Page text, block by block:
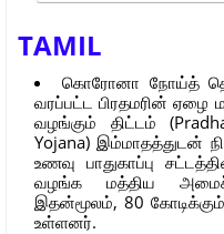
TAMIL
கொரோனா நோய்த்
வரப்பட்ட பிரதமரின்
வழங்கும் திட்டம்
Yojana) இம்மாதத்துடன்
உணவு பாதுகாப்பு
வழங்க மத்திய
இதன்மூலம், 80
உள்ளனர்.